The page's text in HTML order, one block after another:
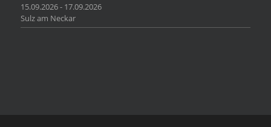
15.09.2026 - 17.09.2026
Sulz am Neckar